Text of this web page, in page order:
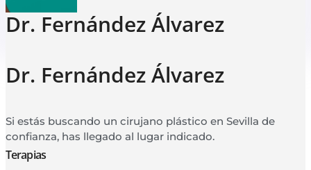
Dr. Fernández Álvarez
Dr. Fernández Álvarez
Si estás buscando un cirujano plástico en Sevilla de
confianza, has llegado al lugar indicado.
Terapias